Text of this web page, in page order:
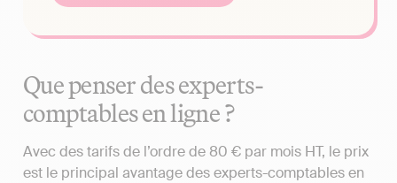
Que penser des experts-
comptables en ligne ?
Avec des tarifs de l’ordre de 80 € par mois HT, le prix
est le principal avantage des experts-comptables en